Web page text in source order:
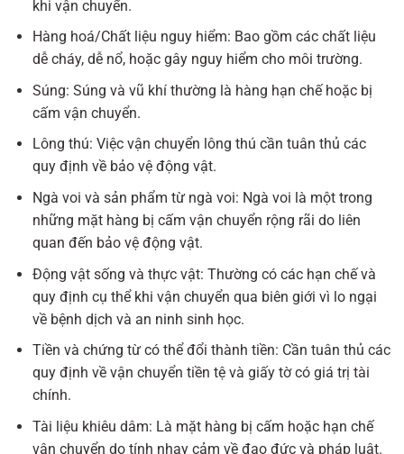
khi vận chuyển.
Hàng hoá/Chất liệu nguy hiểm: Bao gồm các chất liệu
dễ cháy, dễ nổ, hoặc gây nguy hiểm cho môi trường.
Súng: Súng và vũ khí thường là hàng hạn chế hoặc bị
cấm vận chuyển.
Lông thú: Việc vận chuyển lông thú cần tuân thủ các
quy định về bảo vệ động vật.
Ngà voi và sản phẩm từ ngà voi: Ngà voi là một trong
những mặt hàng bị cấm vận chuyển rộng rãi do liên
quan đến bảo vệ động vật.
Động vật sống và thực vật: Thường có các hạn chế và
quy định cụ thể khi vận chuyển qua biên giới vì lo ngại
về bệnh dịch và an ninh sinh học.
Tiền và chứng từ có thể đổi thành tiền: Cần tuân thủ các
quy định về vận chuyển tiền tệ và giấy tờ có giá trị tài
chính.
Tài liệu khiêu dâm: Là mặt hàng bị cấm hoặc hạn chế
vận chuyển do tính nhạy cảm về đạo đức và pháp luật.